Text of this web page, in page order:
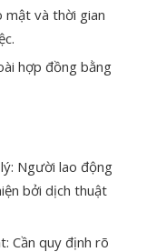
mật và thời gian
hợp đồng bằng
Người lao động
bởi dịch thuật
Cần quy định rõ